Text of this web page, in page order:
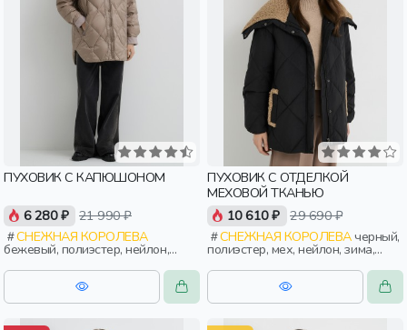
ПУХОВИК С КАПЮШОНОМ
6 280 ₽ 21 990 ₽
СНЕЖНАЯ КОРОЛЕВА
бежевый, полиэстер, нейлон,
зима, осень, россия, прямые,
капюшон, застежка, утепленные,
стеганые, кнопки, прорези,
карман, воротник, женщины,
ПУХОВИК С ОТДЕЛКОЙ
МЕХОВОЙ ТКАНЬЮ
10 610 ₽ 29 690 ₽
СНЕЖНАЯ КОРОЛЕВАчерный,
полиэстер, мех, нейлон, зима,
осень, россия, широкие, застежка,
утепленные, стеганые, кнопки,
прорези, карман, воротник,
женщины, взрослые